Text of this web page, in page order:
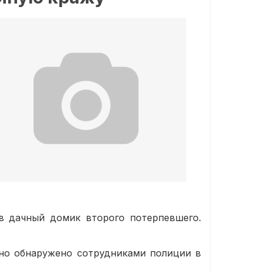
дачный домик второго потерпевшего.
обнаружено сотрудниками полиции в